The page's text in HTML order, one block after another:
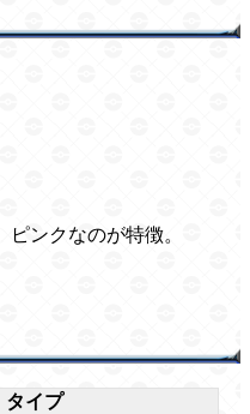
ンクなのが特徴。
タイプ